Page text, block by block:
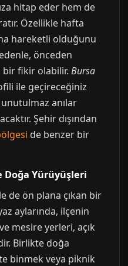
hitap eder hem de
Özellikle hafta
hareketli olduğunu
önceden
bir fikir olabilir. Bursa
ile geçireceğiniz
anılar
Şehir dışından
de benzer bir
Doğa Yürüyüşleri
de ön plana çıkan bir
aylarında, ilçenin
mesire yerleri, açık
Birlikte doğa
binmek veya piknik